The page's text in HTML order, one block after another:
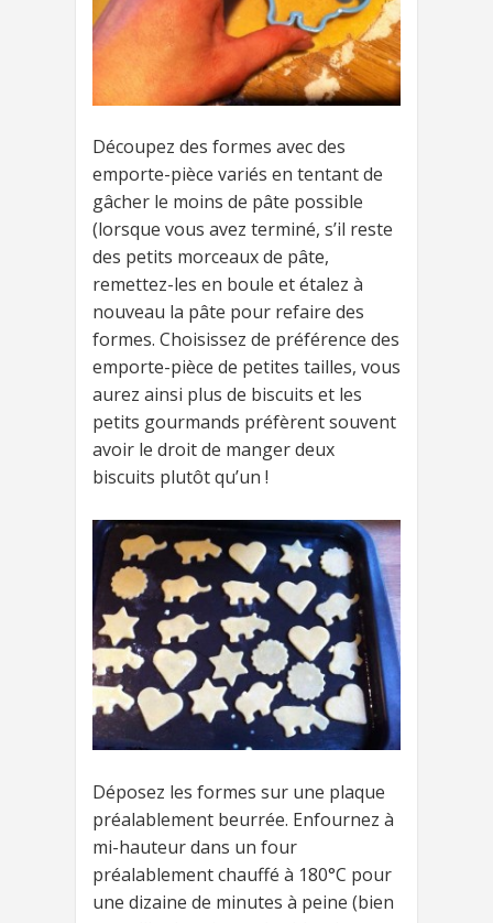
Découpez des formes avec des
emporte-pièce variés en tentant de
gâcher le moins de pâte possible
(lorsque vous avez terminé, s’il reste
des petits morceaux de pâte,
remettez-les en boule et étalez à
nouveau la pâte pour refaire des
formes. Choisissez de préférence des
emporte-pièce de petites tailles, vous
aurez ainsi plus de biscuits et les
petits gourmands préfèrent souvent
avoir le droit de manger deux
biscuits plutôt qu’un !
Déposez les formes sur une plaque
préalablement beurrée. Enfournez à
mi-hauteur dans un four
préalablement chauffé à 180°C pour
une dizaine de minutes à peine (bien